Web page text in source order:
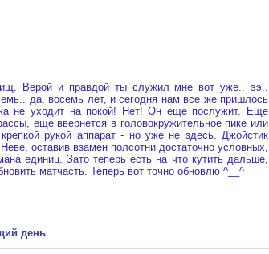
Верой и правдой ты служил мне вот уже.. ээ..
да, восемь лет, и сегодня нам все же пришлось
не уходит на покой! Нет! Он еще послужит. Еще
еще ввернется в головокружительное пике или
рукой аппарат - но уже не здесь. Джойстик
оставив взамен полсотни достаточно условных,
единиц. Зато теперь есть на что кутить дальше,
матчасть. Теперь вот точно обновлю ^__^
день